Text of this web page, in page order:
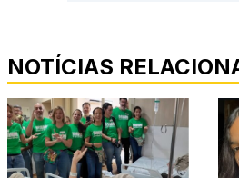
NOTÍCIAS